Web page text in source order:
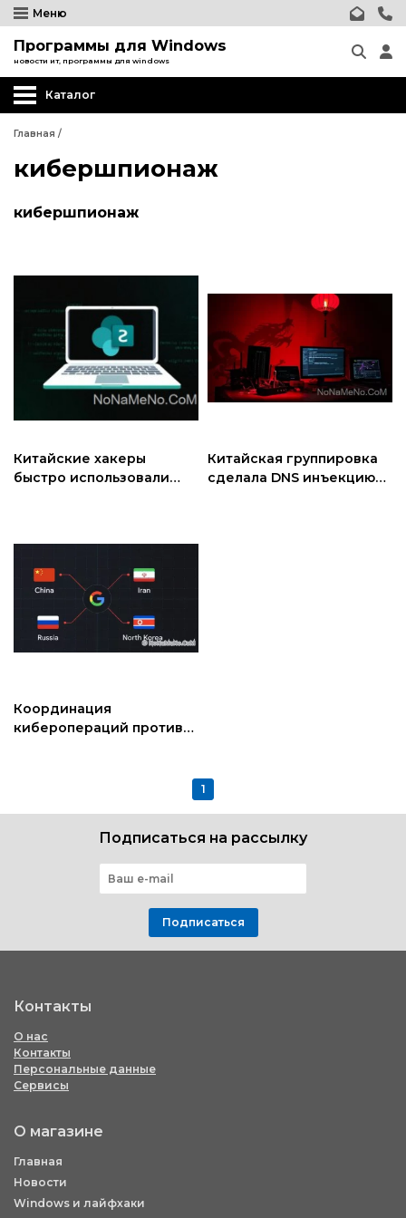
Меню
Программы для Windows
новости ит, программы для windows
Каталог
Главная /
кибершпионаж
кибершпионаж
Китайские хакеры
быстро использовали
Китайская группировка
сделала DNS инъекцию
Координация
киберопераций против
1
Подписаться на рассылку
Подписаться
Контакты
О нас
Контакты
Персональные данные
Сервисы
О магазине
Главная
Новости
Windows и лайфхаки